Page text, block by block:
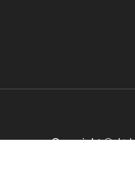
Copyright©お